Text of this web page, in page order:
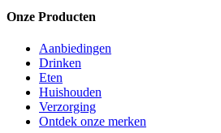
Onze Producten
Aanbiedingen
Drinken
Eten
Huishouden
Verzorging
Ontdek onze merken